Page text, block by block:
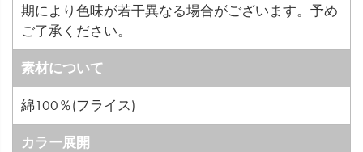
期により色味が若干異なる場合がございます。予め
ご了承ください。
素材について
綿100％(フライス)
カラー展開